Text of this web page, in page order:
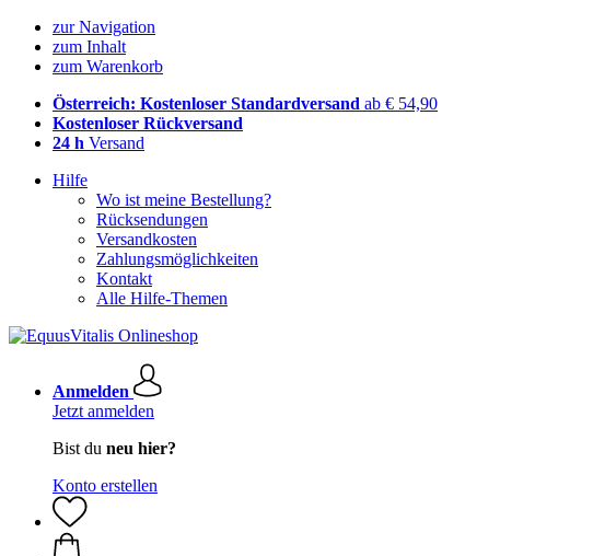
zur Navigation
zum Inhalt
zum Warenkorb
Österreich: Kostenloser Standardversand ab € 54,90
Kostenloser Rückversand
24 h Versand
Hilfe
Wo ist meine Bestellung?
Rücksendungen
Versandkosten
Zahlungsmöglichkeiten
Kontakt
Alle Hilfe-Themen
Anmelden
Jetzt anmelden
Bist du neu hier?
Konto erstellen